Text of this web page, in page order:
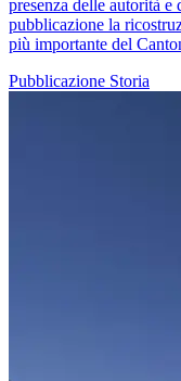
presenza delle autorità
pubblicazione la
più importante del
Pubblicazione Storia